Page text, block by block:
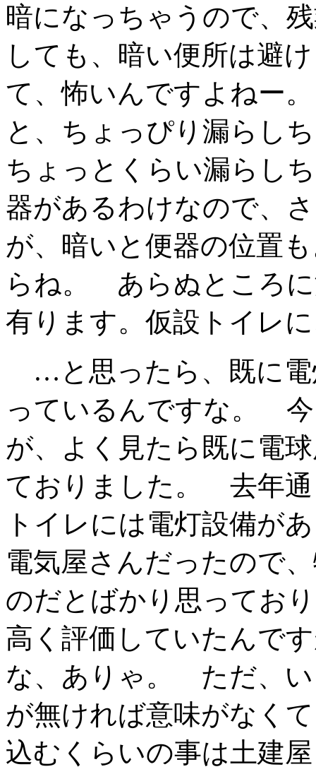
暗になっちゃうので、
しても、暗い便所は避
て、怖いんですよねー
と、ちょっぴり漏らし
ちょっとくらい漏らし
器があるわけなので、
が、暗いと便器の位置
らね。 あらぬところ
有ります。仮設トイレ
…と思ったら、既に電
っているんですな。
が、よく見たら既に電
ておりました。 去年通
トイレには電灯設備が
電気屋さんだったので
のだとばかり思ってお
高く評価していたんで
な、ありゃ。 ただ、
が無ければ意味がなく
込むくらいの事は土建